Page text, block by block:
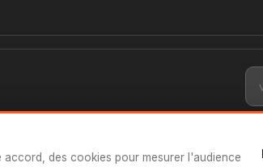
des cookies pour mesurer l'audience